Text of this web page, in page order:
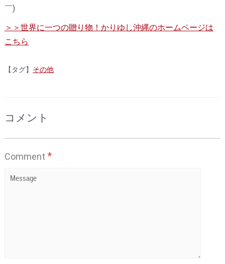
￣)
＞＞世界に一つの贈り物！かりゆし沖縄のホームページは
こちら
【タグ】 その他
コメント
Comment *